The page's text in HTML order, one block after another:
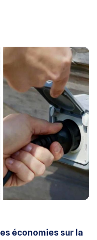
économies sur la